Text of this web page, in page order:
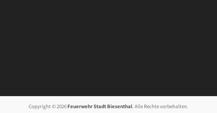
Copyright © 2026 Feuerwehr Stadt Biesenthal . Alle Rechte vorbehalten.